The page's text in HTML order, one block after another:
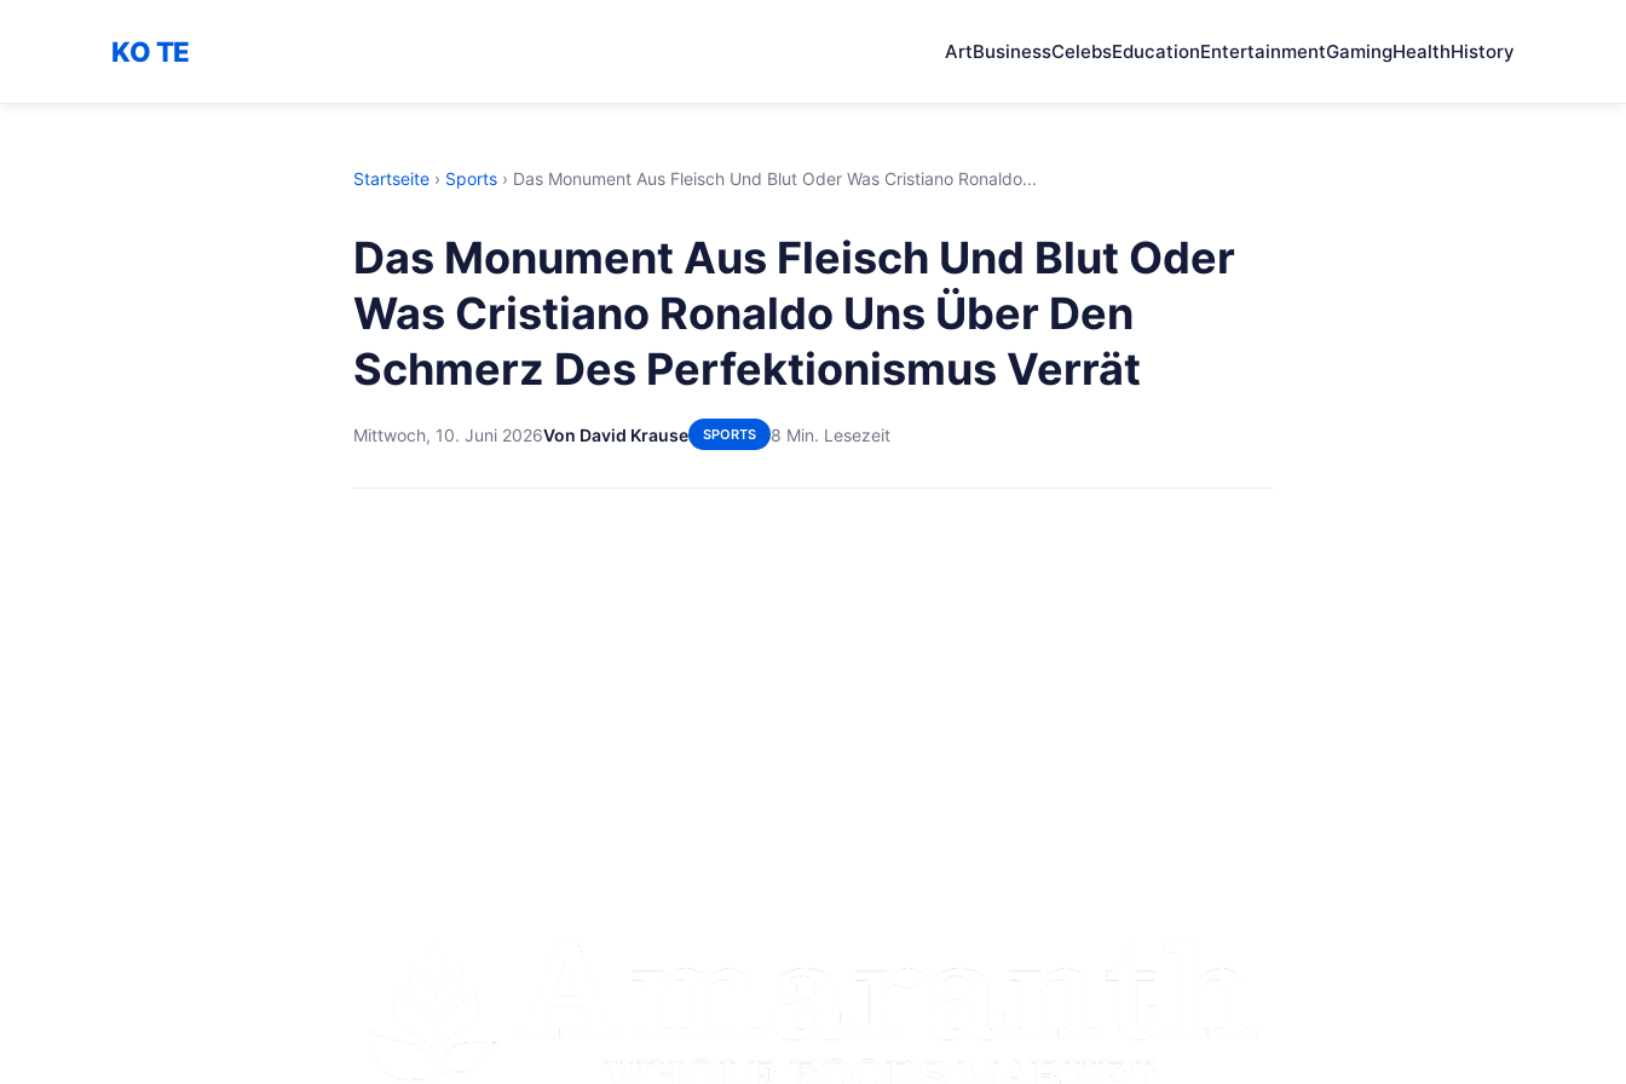
KO TE ArtBusinessCelebsEducationEntertainmentGamingHealthHistory
Startseite › Sports › Das Monument Aus Fleisch Und Blut Oder Was Cristiano Ronaldo...
Das Monument Aus Fleisch Und Blut Oder
Was Cristiano Ronaldo Uns Über Den
Schmerz Des Perfektionismus Verrät
Mittwoch, 10. Juni 2026Von David Krause SPORTS 8 Min. Lesezeit